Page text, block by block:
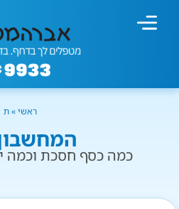
ראשי»ת
כמה כסף חסכת וכמה